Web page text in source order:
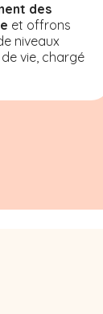
des
et offrons
niveaux
vie, chargé